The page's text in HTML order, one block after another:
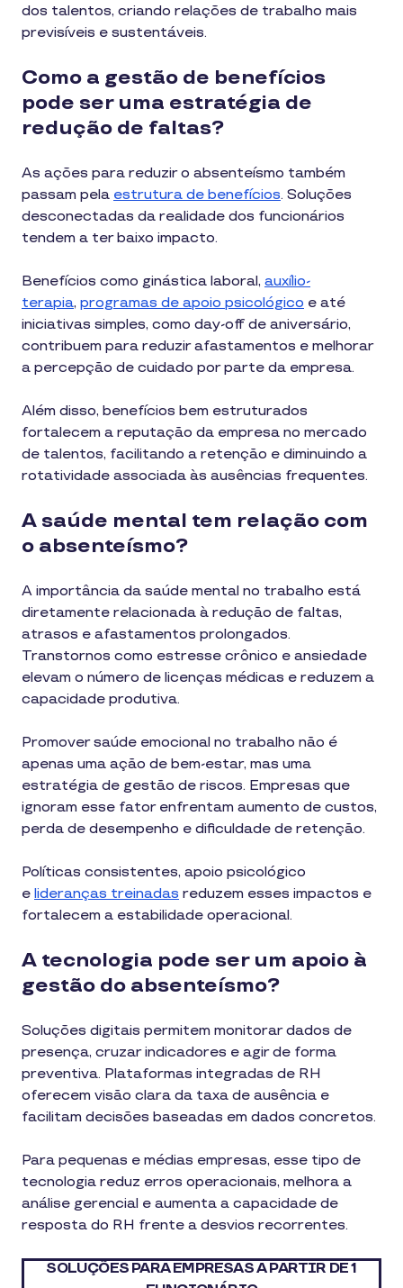
dos talentos, criando relações de trabalho mais
previsíveis e sustentáveis.
Como a gestão de benefícios
pode ser uma estratégia de
redução de faltas?
As ações para reduzir o absenteísmo também
passam pela estrutura de benefícios. Soluções
desconectadas da realidade dos funcionários
tendem a ter baixo impacto.
Benefícios como ginástica laboral, auxílio-
terapia, programas de apoio psicológico e até
iniciativas simples, como day-off de aniversário,
contribuem para reduzir afastamentos e melhorar
a percepção de cuidado por parte da empresa.
Além disso, benefícios bem estruturados
fortalecem a reputação da empresa no mercado
de talentos, facilitando a retenção e diminuindo a
rotatividade associada às ausências frequentes.
A saúde mental tem relação com
o absenteísmo?
A importância da saúde mental no trabalho está
diretamente relacionada à redução de faltas,
atrasos e afastamentos prolongados.
Transtornos como estresse crônico e ansiedade
elevam o número de licenças médicas e reduzem a
capacidade produtiva.
Promover saúde emocional no trabalho não é
apenas uma ação de bem-estar, mas uma
estratégia de gestão de riscos. Empresas que
ignoram esse fator enfrentam aumento de custos,
perda de desempenho e dificuldade de retenção.
Políticas consistentes, apoio psicológico
e lideranças treinadas reduzem esses impactos e
fortalecem a estabilidade operacional.
A tecnologia pode ser um apoio à
gestão do absenteísmo?
Soluções digitais permitem monitorar dados de
presença, cruzar indicadores e agir de forma
preventiva. Plataformas integradas de RH
oferecem visão clara da taxa de ausência e
facilitam decisões baseadas em dados concretos.
Para pequenas e médias empresas, esse tipo de
tecnologia reduz erros operacionais, melhora a
análise gerencial e aumenta a capacidade de
resposta do RH frente a desvios recorrentes.
SOLUÇÕES PARA EMPRESAS A PARTIR DE 1